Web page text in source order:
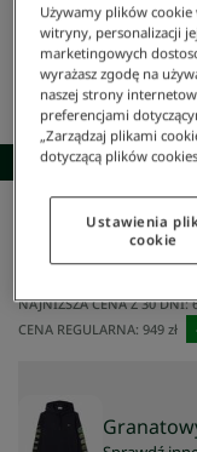
Mężczyzna/Odzież/
Kontrastowa
NAJNIŻSZA CENA Z 30 DNI:
CENA REGULARNA: 949 zł
Używamy plików
witryny, personalizacji
marketingowych
wyrażasz zgodę na
naszej strony
preferencjami
„Zarządzaj plikami
dotyczącą plików
Ustawienia
cookie